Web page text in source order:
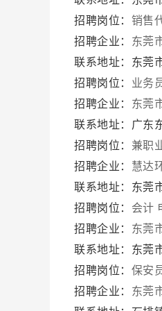
招聘岗位： 销售
招聘企业： 东莞
联系地址：东莞
招聘岗位： 业务
招聘企业： 东莞
联系地址：广东
招聘岗位： 兼职
招聘企业： 慧达
联系地址：东莞
招聘岗位： 会计
招聘企业： 东莞
联系地址：东莞
招聘岗位： 保安
招聘企业： 东莞